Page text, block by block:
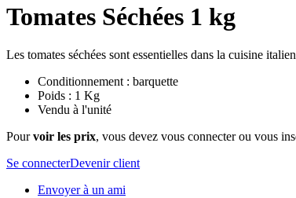
Tomates Séchées 1 kg
Les tomates séchées sont essentielles dans la cuisine
Conditionnement : barquette
Poids : 1 Kg
Vendu à l'unité
Pourvoir les prix, vous devez vous connecter ou vous
Se connecterDevenir client
Envoyer à un ami